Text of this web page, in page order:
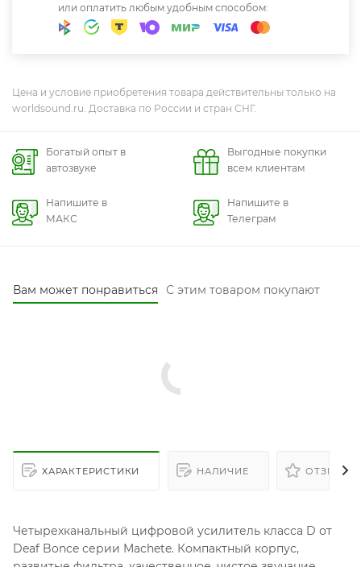
или оплатить любым удобным способом:
Цена и условие приобретения товара действительны только на
worldsound.ru. Доставка по России и стран СНГ.
Богатый опыт в
автозвуке
Выгодные покупки
всем клиентам
Напишите в
МАКС
Напишите в
Телеграм
Вам может понравиться С этим товаром покупают
ХАРАКТЕРИСТИКИ НАЛИЧИЕ ОТЗЫВЫ
Четырехканальный цифровой усилитель класса D от
Deaf Bonce серии Machete. Компактный корпус,